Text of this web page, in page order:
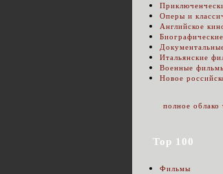
Оперы и
Английское
Итальянские
Военные
Новое
полное облако
Top 100
Фильмы